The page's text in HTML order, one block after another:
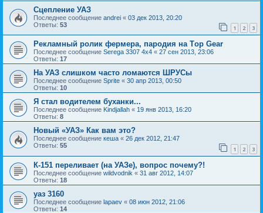
Сцепление УАЗ
Последнее сообщение andrei « 03 дек 2013, 20:20
Ответы: 53 1 2 3
Рекламный ролик фермера, пародия на Тop Gear
Последнее сообщение Serega 3307 4x4 « 27 сен 2013, 23:06
Ответы: 17
На УАЗ слишком часто ломаются ШРУСы
Последнее сообщение Sprite « 30 апр 2013, 00:50
Ответы: 10
Я стал водителем буханки...
Последнее сообщение Kindjallah « 19 янв 2013, 16:20
Ответы: 8
Новый «УАЗ» Как вам это?
Последнее сообщение кеша « 26 дек 2012, 21:47
Ответы: 55 1 2 3
К-151 переливает (на УАЗе), вопрос почему?!
Последнее сообщение wildvodnik « 31 авг 2012, 14:07
Ответы: 18
уаз 3160
Последнее сообщение lapaev « 08 июн 2012, 21:06
Ответы: 14